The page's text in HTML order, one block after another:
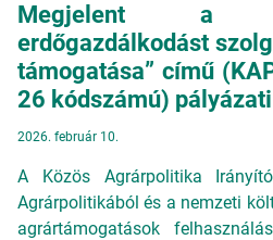
Megjelent a
erdőgazdálkodást
támogatása” című
26 kódszámú)
2026. február 10.
A Közös Agrárpolitika
Agrárpolitikából és a nemzeti
agrártámogatások